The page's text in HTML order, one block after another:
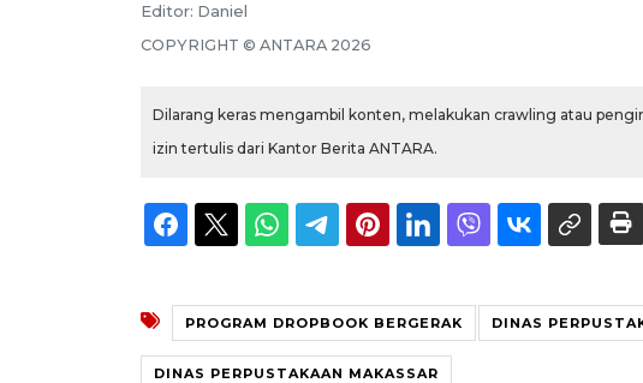
Editor: Daniel
COPYRIGHT © ANTARA 2026
Dilarang keras mengambil konten, melakukan crawling atau
izin tertulis dari Kantor Berita ANTARA.
PROGRAM DROPBOOK BERGERAK DINAS
DINAS PERPUSTAKAAN MAKASSAR